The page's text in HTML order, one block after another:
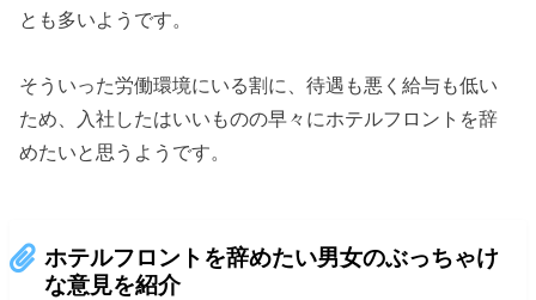
とも多いようです。
そういった労働環境にいる割に、待遇も悪く給与も低い
ため、入社したはいいものの早々にホテルフロントを辞
めたいと思うようです。
ホテルフロントを辞めたい男女のぶっちゃけ
な意見を紹介